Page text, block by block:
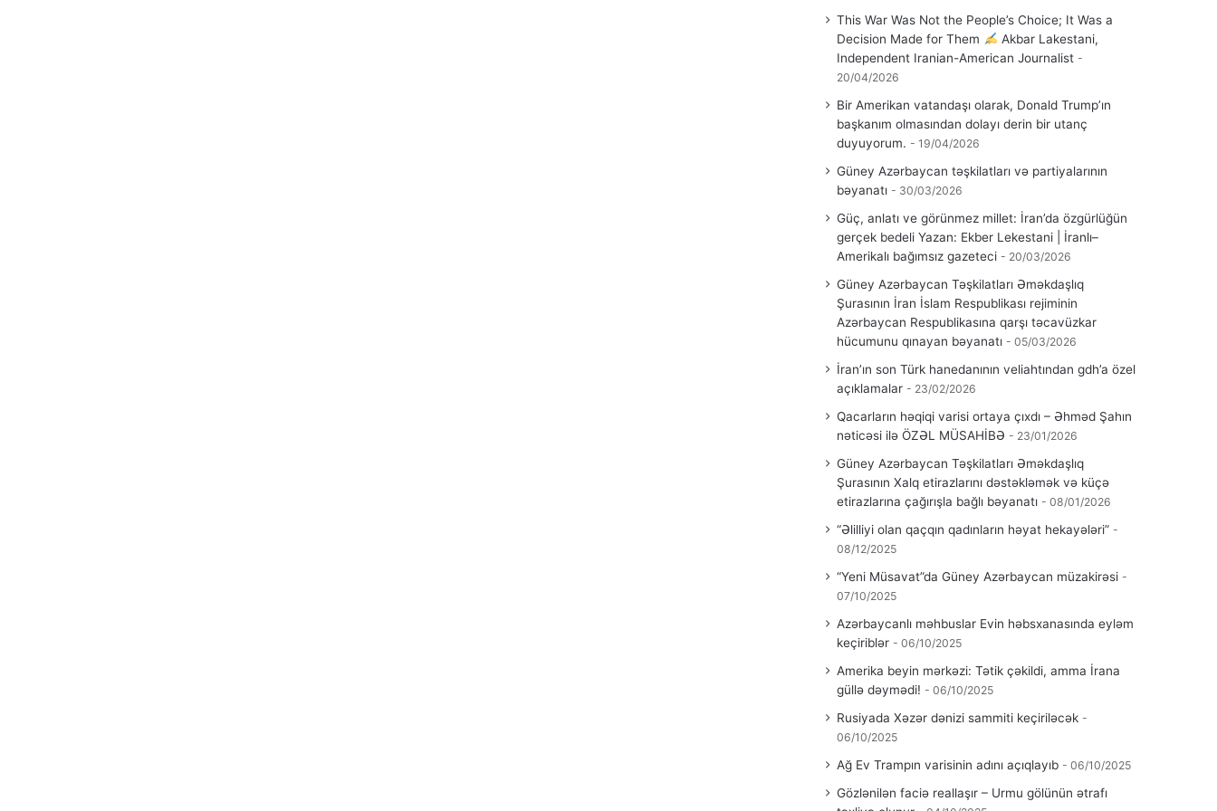
This War Was Not the People’s Choice; It Was a
Decision Made for Them
Akbar Lakestani,
Independent Iranian-American Journalist
20/04/2026
Bir Amerikan vatandaşı olarak, Donald Trump’ın
başkanım olmasından dolayı derin bir utanç
duyuyorum.
19/04/2026
Güney Azərbaycan təşkilatları və partiyalarının
bəyanatı
30/03/2026
Güç, anlatı ve görünmez millet: İran’da özgürlüğün
gerçek bedeli Yazan: Ekber Lekestani | İranlı–
Amerikalı bağımsız gazeteci
20/03/2026
Güney Azərbaycan Təşkilatları Əməkdaşlıq
Şurasının İran İslam Respublikası rejiminin
Azərbaycan Respublikasına qarşı təcavüzkar
hücumunu qınayan bəyanatı
05/03/2026
İran’ın son Türk hanedanının veliahtından gdh’a özel
açıklamalar
23/02/2026
Qacarların həqiqi varisi ortaya çıxdı – Əhməd Şahın
nəticəsi ilə ÖZƏL MÜSAHİBƏ
23/01/2026
Güney Azərbaycan Təşkilatları Əməkdaşlıq
Şurasının Xalq etirazlarını dəstəkləmək və küçə
etirazlarına çağırışla bağlı bəyanatı
08/01/2026
“Əlilliyi olan qaçqın qadınların həyat hekayələri”
08/12/2025
“Yeni Müsavat”da Güney Azərbaycan müzakirəsi
07/10/2025
Azərbaycanlı məhbuslar Evin həbsxanasında eyləm
keçiriblər
06/10/2025
Amerika beyin mərkəzi: Tətik çəkildi, amma İrana
güllə dəymədi!
06/10/2025
Rusiyada Xəzər dənizi sammiti keçiriləcək
06/10/2025
Ağ Ev Trampın varisinin adını açıqlayıb 06/10/2025
Gözlənilən faciə reallaşır – Urmu gölünün ətrafı